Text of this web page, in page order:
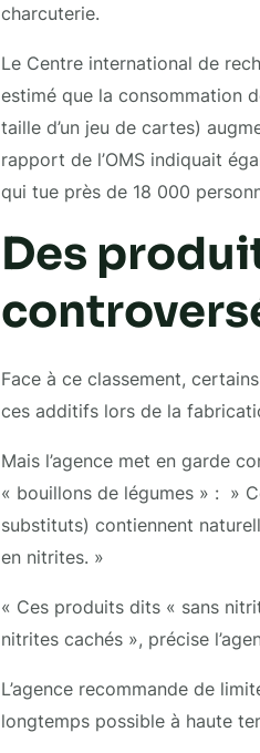
charcuterie.
Le Centre international de
estimé que la consommation
taille d’un jeu de cartes)
rapport de l’OMS indiquait
qui tue près de 18 000
Des
Face à ce classement,
ces additifs lors de la
Mais l’agence met en garde
« bouillons de légumes » : »
substituts) contiennent
en nitrites. »
« Ces produits dits « sans
nitrites cachés », précise
L’agence recommande de
longtemps possible à haute